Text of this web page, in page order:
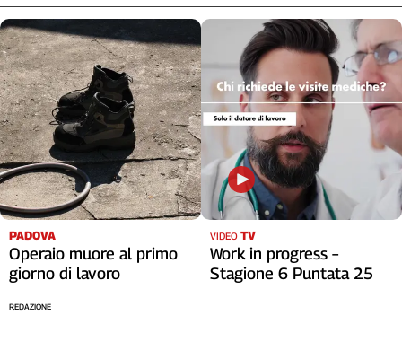
PADOVA
Operaio muore al primo
giorno di lavoro
REDAZIONE
VIDEO TV
Work in progress –
Stagione 6 Puntata 25